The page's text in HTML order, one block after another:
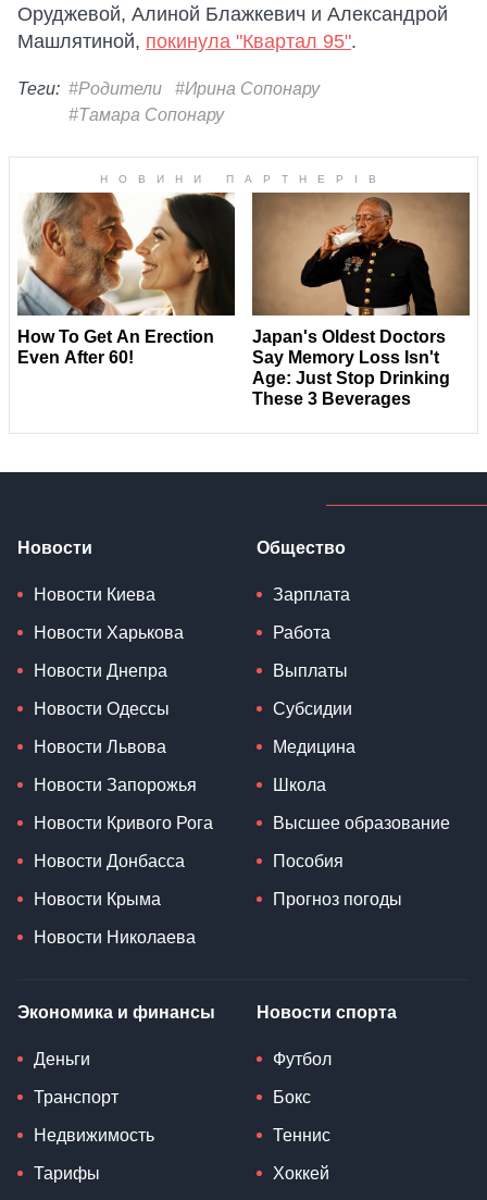
Оруджевой, Алиной Блажкевич и Александрой
Машлятиной, покинула "Квартал 95".
Теги: #Родители
#Ирина Сопонару
#Тамара Сопонару
Новости
Новости Киева
Новости Харькова
Новости Днепра
Новости Одессы
Новости Львова
Новости Запорожья
Новости Кривого Рога
Новости Донбасса
Новости Крыма
Новости Николаева
Общество
Зарплата
Работа
Выплаты
Субсидии
Медицина
Школа
Высшее образование
Пособия
Прогноз погоды
Экономика и финансы
Деньги
Транспорт
Недвижимость
Тарифы
Новости спорта
Футбол
Бокс
Теннис
Хоккей